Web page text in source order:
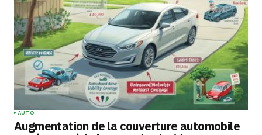
Comment*
Your Name*
Your E-mail*
AUTO
Augmentation de la couverture automobile